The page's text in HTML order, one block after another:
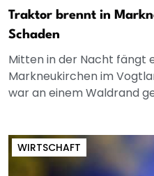
Traktor brennt in
Schaden
Mitten in der Nacht fängt
Markneukirchen im
war an einem Waldrand
WIRTSCHAFT